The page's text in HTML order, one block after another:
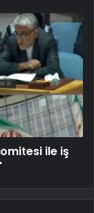
ile iş